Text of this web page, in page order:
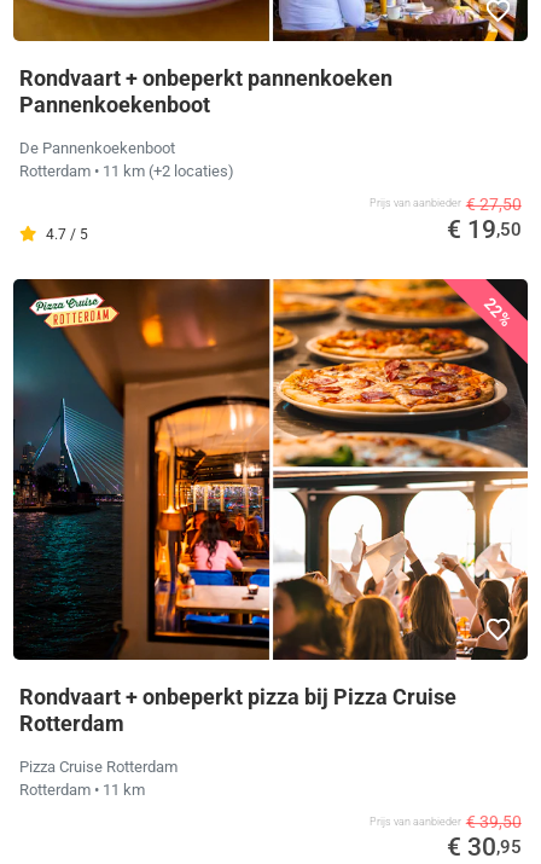
Rondvaart + onbeperkt pannenkoeken
Pannenkoekenboot
De Pannenkoekenboot
Rotterdam • 11 km (+2 locaties)
4.7 / 5
Prijs van aanbieder € 27,50
€ 19,50
22%
Rondvaart + onbeperkt pizza bij Pizza Cruise
Rotterdam
Pizza Cruise Rotterdam
Rotterdam • 11 km
Prijs van aanbieder € 39,50
€ 30,95